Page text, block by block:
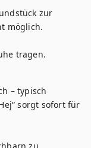
zur
möglich.
tragen.
– typisch
sorgt sofort für